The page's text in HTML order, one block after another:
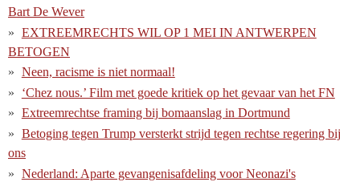
Bart De Wever
EXTREEMRECHTS WIL OP 1 MEI IN ANTWERPEN
BETOGEN
Neen, racisme is niet normaal!
‘Chez nous.’ Film met goede kritiek op het gevaar van het FN
Extreemrechtse framing bij bomaanslag in Dortmund
Betoging tegen Trump versterkt strijd tegen rechtse regering bij
ons
Nederland: Aparte gevangenisafdeling voor Neonazi's